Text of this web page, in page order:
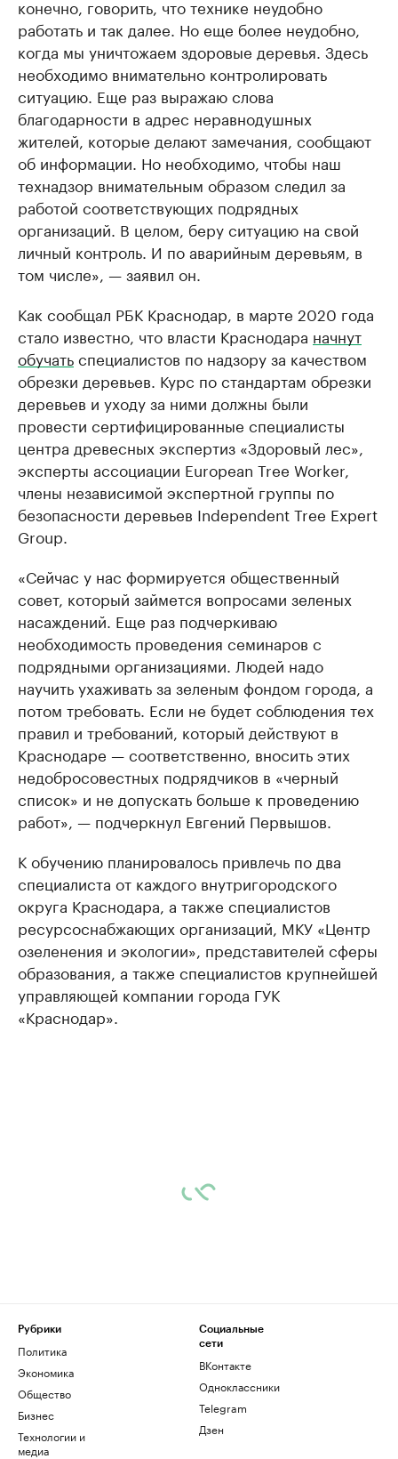
конечно, говорить, что технике неудобно
работать и так далее. Но еще более неудобно,
когда мы уничтожаем здоровые деревья. Здесь
необходимо внимательно контролировать
ситуацию. Еще раз выражаю слова
благодарности в адрес неравнодушных
жителей, которые делают замечания, сообщают
об информации. Но необходимо, чтобы наш
технадзор внимательным образом следил за
работой соответствующих подрядных
организаций. В целом, беру ситуацию на свой
личный контроль. И по аварийным деревьям, в
том числе», — заявил он.
Как сообщал РБК Краснодар, в марте 2020 года
стало известно, что власти Краснодара начнут
обучатьспециалистов по надзору за качеством
обрезки деревьев. Курс по стандартам обрезки
деревьев и уходу за ними должны были
провести сертифицированные специалисты
центра древесных экспертиз «Здоровый лес»,
эксперты ассоциации European Tree Worker,
члены независимой экспертной группы по
безопасности деревьев Independent Tree Expert
Group.
«Сейчас у нас формируется общественный
совет, который займется вопросами зеленых
насаждений. Еще раз подчеркиваю
необходимость проведения семинаров с
подрядными организациями. Людей надо
научить ухаживать за зеленым фондом города, а
потом требовать. Если не будет соблюдения тех
правил и требований, который действуют в
Краснодаре — соответственно, вносить этих
недобросовестных подрядчиков в «черный
список» и не допускать больше к проведению
работ», — подчеркнул Евгений Первышов.
К обучению планировалось привлечь по два
специалиста от каждого внутригородского
округа Краснодара, а также специалистов
ресурсоснабжающих организаций, МКУ «Центр
озеленения и экологии», представителей сферы
образования, а также специалистов крупнейшей
управляющей компании города ГУК
«Краснодар».
Рубрики
Политика
Экономика
Общество
Бизнес
Технологии и
медиа
Социальные
сети
ВКонтакте
Одноклассники
Telegram
Дзен